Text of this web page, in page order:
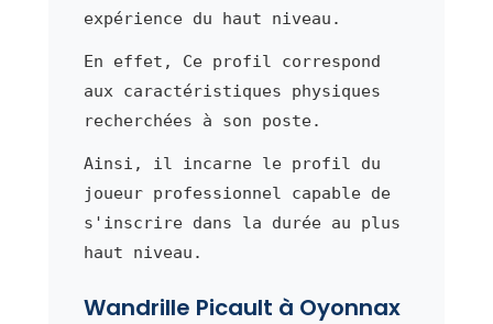
expérience du haut niveau.
En effet, Ce profil correspond
aux caractéristiques physiques
recherchées à son poste.
Ainsi, il incarne le profil du
joueur professionnel capable de
s'inscrire dans la durée au plus
haut niveau.
Wandrille Picault à Oyonnax